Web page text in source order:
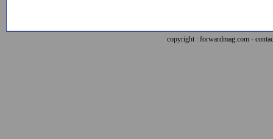
copyright : forwardmag.com -